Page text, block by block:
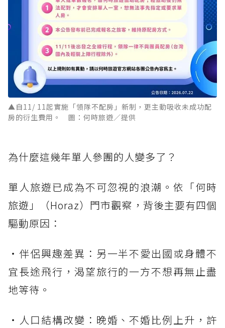
▲自11/ 11起實施「領隊不配房」新制，更主動吸收未成功配
房的衍生費用。 圖：何時旅遊／提供
為什麼這幾年單人參團的人變多了？
單人旅遊已成為不可忽視的浪潮。依「何時
旅遊」（Horaz）門市觀察，背後主要有四個
驅動原因：
・伴侶興趣差異：另一半不愛出國或身體不
宜長途飛行，渴望旅行的一方不想再無止盡
地等待。
・人口結構改變：晚婚、不婚比例上升，許